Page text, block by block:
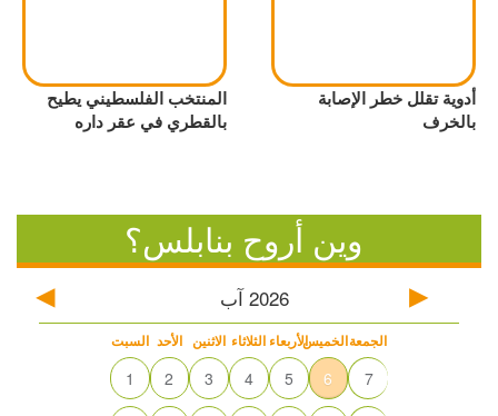
أدوية تقلل خطر الإصابة
بالخرف
المنتخب الفلسطيني يطيح
بالقطري في عقر داره
وين أروح بنابلس؟
2026 آب
السبت الأحد الاثنين الثلاثاء الأربعاءالخميسالجمعة
1 2 3 4 5 6 7